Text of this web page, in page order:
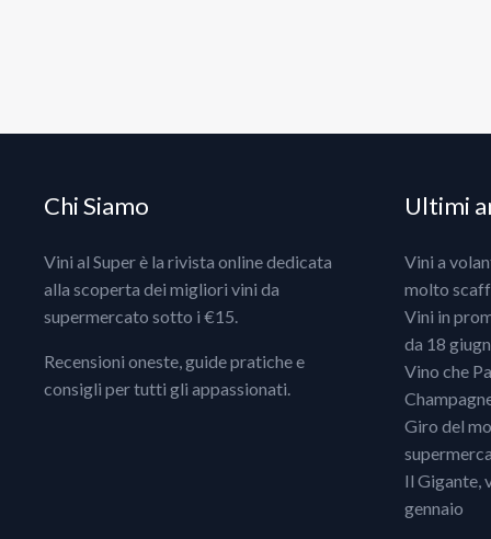
Chi Siamo
Vini al Super è la rivista online dedicata
alla scoperta dei migliori vini da
supermercato sotto i €15.
Recensioni oneste, guide pratiche e
consigli per tutti gli appassionati.
Ultimi
Vini a
molto
Vini in
da 18
Vino che
Giro del
Il Gigante,
gennaio